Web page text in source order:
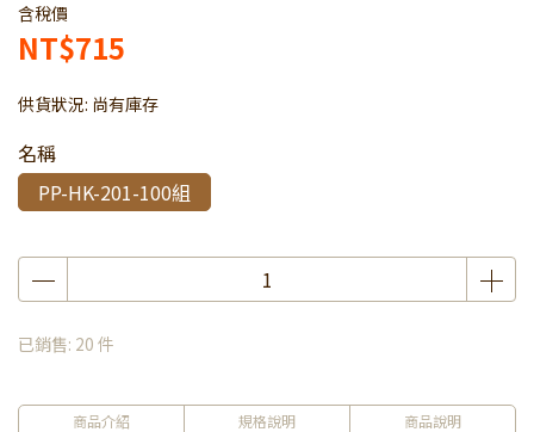
含稅價
NT$715
供貨狀況: 尚有庫存
名稱
PP-HK-201-100組
已銷售: 20 件
商品介紹 規格說明 商品說明